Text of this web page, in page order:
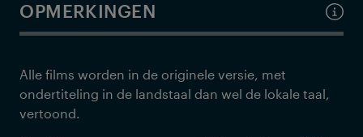
OPMERKINGEN
Alle films worden in de originele versie, met
ondertiteling in de landstaal dan wel de lokale taal,
vertoond.